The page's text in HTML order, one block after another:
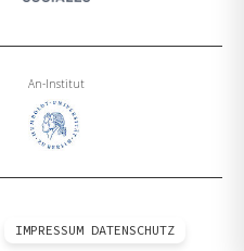
An-Institut
IMPRESSUM DATENSCHUTZ